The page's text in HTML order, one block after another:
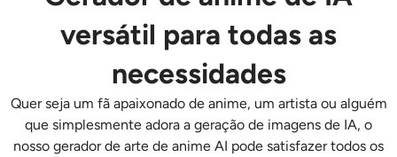
versátil para todas as
necessidades
Quer seja um fã apaixonado de anime, um artista ou alguém
que simplesmente adora a geração de imagens de IA, o
nosso gerador de arte de anime AI pode satisfazer todos os